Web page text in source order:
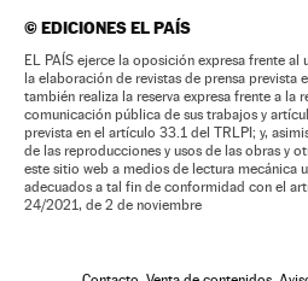
©EDICIONES EL PAÍS
EL PAÍS ejerce la oposición expresa frente al
la elaboración de revistas de prensa prevista
también realiza la reserva expresa frente a la
comunicación pública de sus trabajos y
prevista en el artículo 33.1 del TRLPI; y,
de las reproducciones y usos de las obras y
este sitio web a medios de lectura mecánica
adecuados a tal fin de conformidad con el
24/2021, de 2 de noviembre